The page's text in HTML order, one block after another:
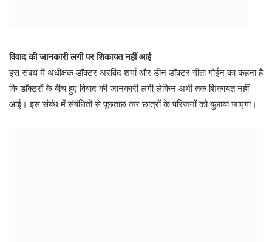
विवाद की जानकारी लगी पर शिकायत नहीं आई
इस संबंध में अधीक्षक डाॅक्टर अरविंद शर्मा और डीन डाॅक्टर गीता गोईन का कहना है
कि डाॅक्टरों के बीच हुए विवाद की जानकारी लगी लेकिन अभी तक शिकायत नहीं
आई। इस संबंध में संबंधितों से पूछताछ कर छात्रों के परिजनों को बुलाया जाएगा।